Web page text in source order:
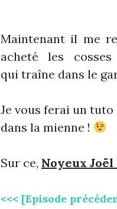
Maintenant il me
acheté les
qui traîne dans le
Je vous ferai un
dans la mienne !
Sur ce, Noyeux Joël
<<< [Episode